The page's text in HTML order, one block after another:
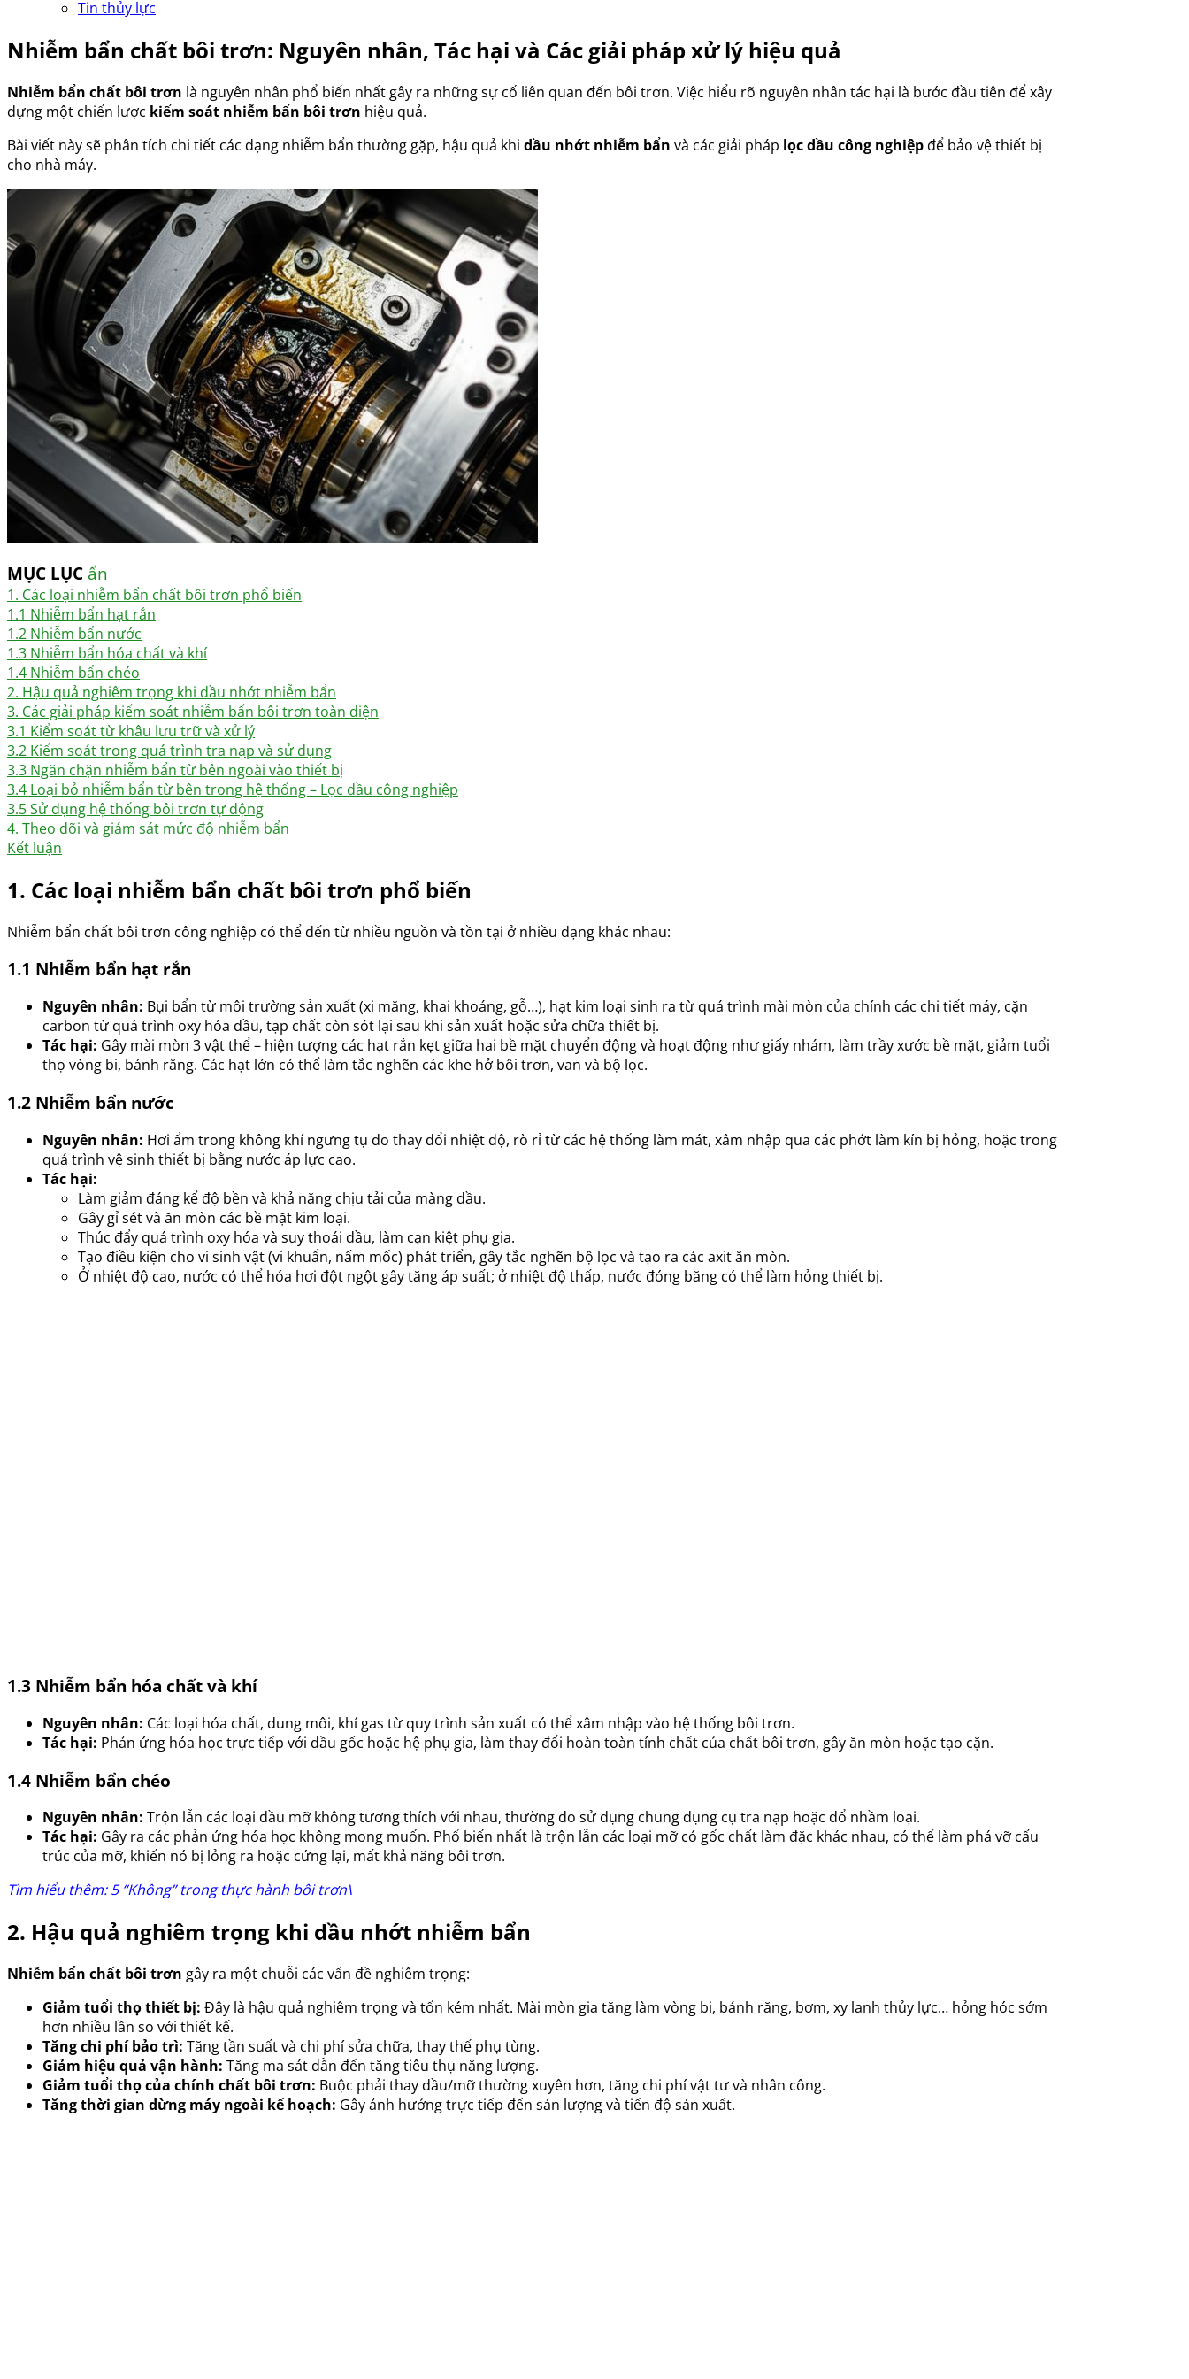
Tin thủy lực
Nhiễm bẩn chất bôi trơn: Nguyên nhân, Tác hại và Các giải pháp xử lý hiệu quả
Nhiễm bẩn chất bôi trơn là nguyên nhân phổ biến nhất gây ra những sự cố liên quan đến bôi trơn. Việc hiểu rõ nguyên nhân tác hại là bước đầu tiên để xây
dựng một chiến lược kiểm soát nhiễm bẩn bôi trơn hiệu quả.
Bài viết này sẽ phân tích chi tiết các dạng nhiễm bẩn thường gặp, hậu quả khi dầu nhớt nhiễm bẩn và các giải pháp lọc dầu công nghiệpđể bảo vệ thiết bị
cho nhà máy.
MỤC LỤC ẩn
1. Các loại nhiễm bẩn chất bôi trơn phổ biến
1.1 Nhiễm bẩn hạt rắn
1.2 Nhiễm bẩn nước
1.3 Nhiễm bẩn hóa chất và khí
1.4 Nhiễm bẩn chéo
2. Hậu quả nghiêm trọng khi dầu nhớt nhiễm bẩn
3. Các giải pháp kiểm soát nhiễm bẩn bôi trơn toàn diện
3.1 Kiểm soát từ khâu lưu trữ và xử lý
3.2 Kiểm soát trong quá trình tra nạp và sử dụng
3.3 Ngăn chặn nhiễm bẩn từ bên ngoài vào thiết bị
3.4 Loại bỏ nhiễm bẩn từ bên trong hệ thống – Lọc dầu công nghiệp
3.5 Sử dụng hệ thống bôi trơn tự động
4. Theo dõi và giám sát mức độ nhiễm bẩn
Kết luận
1. Các loại nhiễm bẩn chất bôi trơn phổ biến
Nhiễm bẩn chất bôi trơn công nghiệp có thể đến từ nhiều nguồn và tồn tại ở nhiều dạng khác nhau:
1.1 Nhiễm bẩn hạt rắn
Nguyên nhân: Bụi bẩn từ môi trường sản xuất (xi măng, khai khoáng, gỗ…), hạt kim loại sinh ra từ quá trình mài mòn của chính các chi tiết máy, cặn
carbon từ quá trình oxy hóa dầu, tạp chất còn sót lại sau khi sản xuất hoặc sửa chữa thiết bị.
Tác hại: Gây mài mòn 3 vật thể – hiện tượng các hạt rắn kẹt giữa hai bề mặt chuyển động và hoạt động như giấy nhám, làm trầy xước bề mặt, giảm tuổi
thọ vòng bi, bánh răng. Các hạt lớn có thể làm tắc nghẽn các khe hở bôi trơn, van và bộ lọc.
1.2 Nhiễm bẩn nước
Nguyên nhân: Hơi ẩm trong không khí ngưng tụ do thay đổi nhiệt độ, rò rỉ từ các hệ thống làm mát, xâm nhập qua các phớt làm kín bị hỏng, hoặc trong
quá trình vệ sinh thiết bị bằng nước áp lực cao.
Tác hại:
Làm giảm đáng kể độ bền và khả năng chịu tải của màng dầu.
Gây gỉ sét và ăn mòn các bề mặt kim loại.
Thúc đẩy quá trình oxy hóa và suy thoái dầu, làm cạn kiệt phụ gia.
Tạo điều kiện cho vi sinh vật (vi khuẩn, nấm mốc) phát triển, gây tắc nghẽn bộ lọc và tạo ra các axit ăn mòn.
Ở nhiệt độ cao, nước có thể hóa hơi đột ngột gây tăng áp suất; ở nhiệt độ thấp, nước đóng băng có thể làm hỏng thiết bị.
1.3 Nhiễm bẩn hóa chất và khí
Nguyên nhân: Các loại hóa chất, dung môi, khí gas từ quy trình sản xuất có thể xâm nhập vào hệ thống bôi trơn.
Tác hại: Phản ứng hóa học trực tiếp với dầu gốc hoặc hệ phụ gia, làm thay đổi hoàn toàn tính chất của chất bôi trơn, gây ăn mòn hoặc tạo cặn.
1.4 Nhiễm bẩn chéo
Nguyên nhân: Trộn lẫn các loại dầu mỡ không tương thích với nhau, thường do sử dụng chung dụng cụ tra nạp hoặc đổ nhầm loại.
Tác hại: Gây ra các phản ứng hóa học không mong muốn. Phổ biến nhất là trộn lẫn các loại mỡ có gốc chất làm đặc khác nhau, có thể làm phá vỡ cấu
trúc của mỡ, khiến nó bị lỏng ra hoặc cứng lại, mất khả năng bôi trơn.
Tìm hiểu thêm: 5 “Không” trong thực hành bôi trơn\
2. Hậu quả nghiêm trọng khi dầu nhớt nhiễm bẩn
Nhiễm bẩn chất bôi trơn gây ra một chuỗi các vấn đề nghiêm trọng:
Giảm tuổi thọ thiết bị: Đây là hậu quả nghiêm trọng và tốn kém nhất. Mài mòn gia tăng làm vòng bi, bánh răng, bơm, xy lanh thủy lực… hỏng hóc sớm
hơn nhiều lần so với thiết kế.
Tăng chi phí bảo trì: Tăng tần suất và chi phí sửa chữa, thay thế phụ tùng.
Giảm hiệu quả vận hành: Tăng ma sát dẫn đến tăng tiêu thụ năng lượng.
Giảm tuổi thọ của chính chất bôi trơn: Buộc phải thay dầu/mỡ thường xuyên hơn, tăng chi phí vật tư và nhân công.
Tăng thời gian dừng máy ngoài kế hoạch: Gây ảnh hưởng trực tiếp đến sản lượng và tiến độ sản xuất.